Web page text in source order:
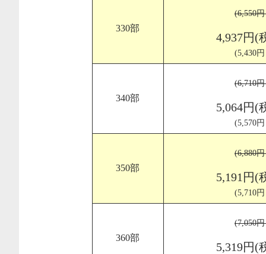
330部
(6,550
4,937円(
(5,430
340部
(6,710
5,064円(
(5,570
350部
(6,880
5,191円(
(5,710
360部
(7,050
5,319円(